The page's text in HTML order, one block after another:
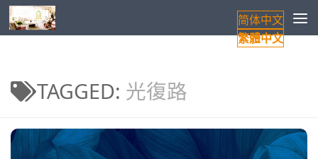
Skip to content
TAGGED: 光復路
简体中文
繁體中文